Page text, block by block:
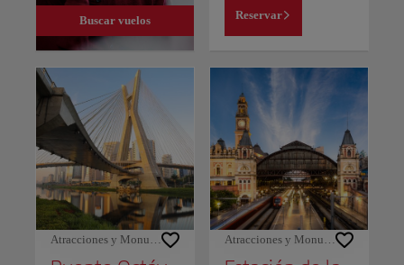
Buscar vuelos Reservar
Atracciones y Monumentos Atracciones y Monumentos